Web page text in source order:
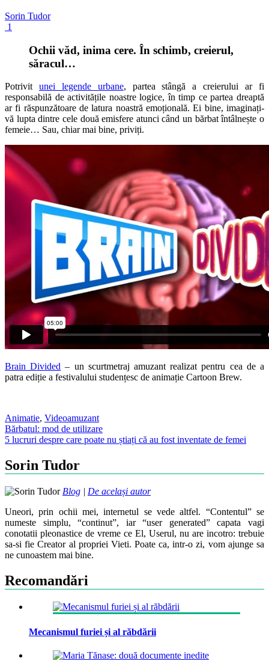
Sorin Tudor
1
Ochii văd, inima cere. În schimb, creierul,
săracul…
Potrivit unei legende urbane, partea stângă a creierului ar fi
responsabilă de activitățile noastre logice, în timp ce partea dreaptă
ar fi răspunzătoare de latura noastră emoțională. Ei bine, imaginați-
vă lupta dintre cele două emisfere atunci când un bărbat întâlnește o
femeie… Sau, chiar mai bine, priviți.
Brain Divided – un scurtmetraj amuzant realizat pentru cea de a
patra ediție a festivalului studențesc de animație Cartoon Brew.
Animatie, Videoamuzant
Post
navigation
Bărbatul: mod de utilizare
5 lucruri despre care poate nu știați că au fost inventate de femei
Sorin Tudor
Blog | De același autor
Uneori, prin ochii mei, internetul se vede altfel. “Contentul” se
numeste simplu, “continut”, iar “user generated” capata vagi
conotatii pleonastice de vreme ce El, Userul, nu are incotro: trebuie
sa-si fie Creator al propriei Vieti. Poate ca, intr-o zi, vom ajunge sa
ne cunoastem mai bine.
Recomandări
Mecanismul furiei și al răbdării